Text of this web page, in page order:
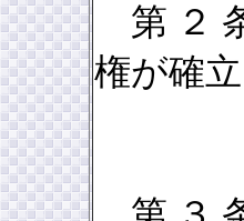
第 ２
権が確
と